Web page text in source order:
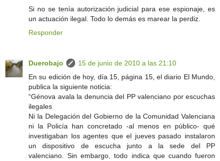
Si no se tenía autorización judicial para ese espionaje, es
un actuación ilegal. Todo lo demás es marear la perdiz.
Responder
Duerobajo
15 de junio de 2010 a las 21:10
En su edición de hoy, día 15, página 15, el diario El Mundo,
publica la siguiente noticia:
“Génova avala la denuncia del PP valenciano por escuchas
ilegales
Ni la Delegación del Gobierno de la Comunidad Valenciana
ni la Policía han concretado -al menos en público- qué
investigaban los agentes que el jueves pasado instalaron
un dispositivo de escucha junto a la sede del PP
valenciano. Sin embargo, todo indica que cuando fueron